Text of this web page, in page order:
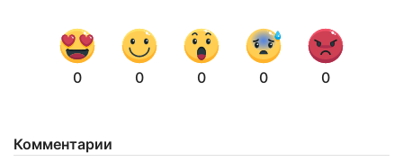
0 0 0 0 0
Комментарии